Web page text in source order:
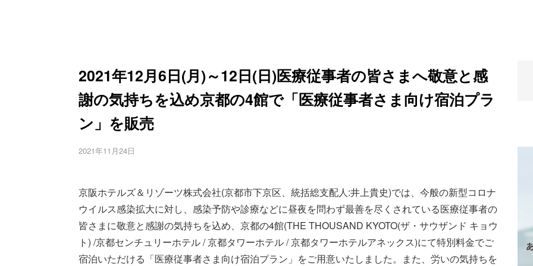
2021年12月6日(月)～12日(日)医療従事者の皆さまへ敬意と感
謝の気持ちを込め京都の4館で「医療従事者さま向け宿泊プラ
ン」を販売
2021年11月24日
京阪ホテルズ＆リゾーツ株式会社(京都市下京区、統括総支配人:井上貴史)では、今般の新型コロナ
ウイルス感染拡大に対し、感染予防や診療などに昼夜を問わず最善を尽くされている医療従事者の
皆さまに敬意と感謝の気持ちを込め、京都の4館(THE THOUSAND KYOTO(ザ・サウザンド キョウ
ト) /京都センチュリーホテル / 京都タワーホテル / 京都タワーホテルアネックス)にて特別料金でご
宿泊いただける「医療従事者さま向け宿泊プラン」をご用意いたしました。また、労いの気持ちを